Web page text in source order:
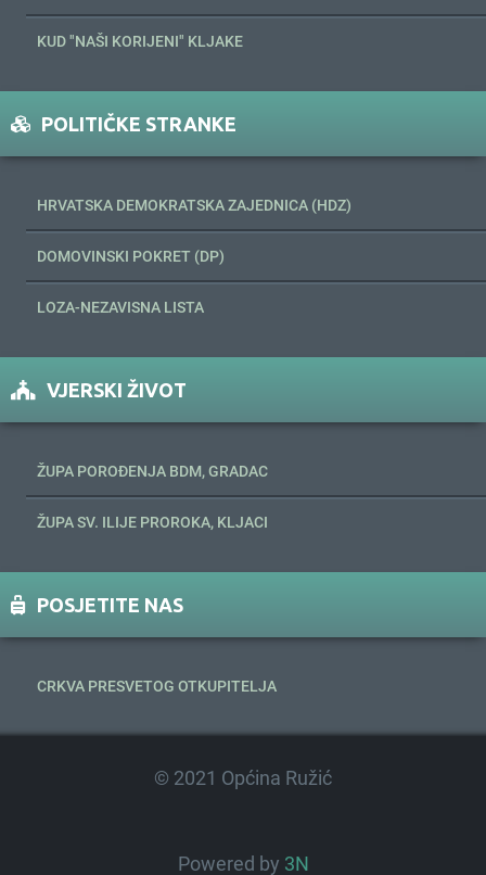
KUD "NAŠI KORIJENI" KLJAKE
POLITIČKE STRANKE
HRVATSKA DEMOKRATSKA ZAJEDNICA (HDZ)
DOMOVINSKI POKRET (DP)
LOZA-NEZAVISNA LISTA
VJERSKI ŽIVOT
ŽUPA POROĐENJA BDM, GRADAC
ŽUPA SV. ILIJE PROROKA, KLJACI
POSJETITE NAS
CRKVA PRESVETOG OTKUPITELJA
© 2021 Općina Ružić
Powered by 3N